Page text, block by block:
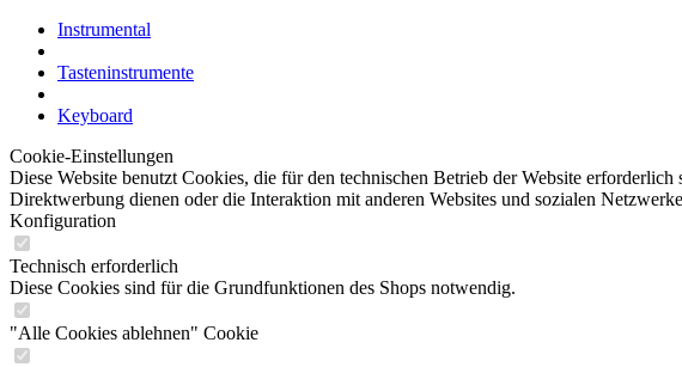
Instrumental
Tasteninstrumente
Keyboard
Cookie-Einstellungen
Diese Website benutzt Cookies, die für den technischen Betrieb der Website
Direktwerbung dienen oder die Interaktion mit anderen Websites und sozialen
Konfiguration
Technisch erforderlich
Diese Cookies sind für die Grundfunktionen des Shops notwendig.
"Alle Cookies ablehnen" Cookie